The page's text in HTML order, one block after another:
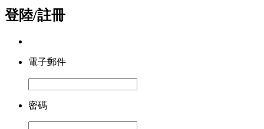
登陸/註冊
電子郵件
密碼